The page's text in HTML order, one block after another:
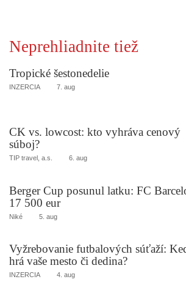
Neprehliadnite tiež
Tropické šestonedelie
INZERCIA 7. aug
CK vs. lowcost: kto vyhráva cenový
súboj?
TIP travel, a.s. 6. aug
Berger Cup posunul latku: FC
17 500 eur
Niké 5. aug
Vyžrebovanie futbalových súťaží:
hrá vaše mesto či dedina?
INZERCIA 4. aug